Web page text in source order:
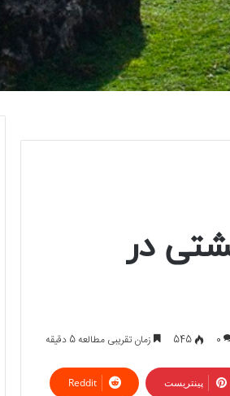
در
0
545 زمان تقریبی مطالعه 5 دقیقه
پینتریست Reddit